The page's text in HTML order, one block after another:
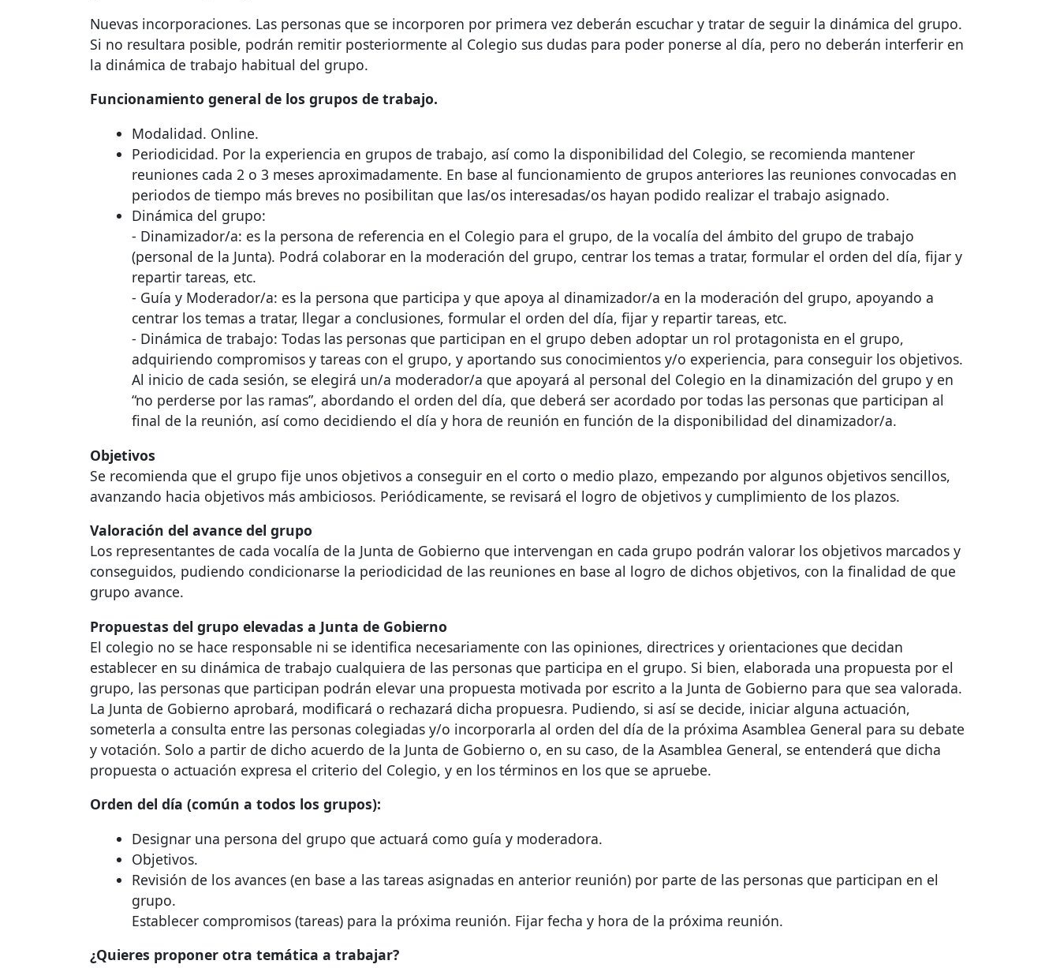
Nuevas incorporaciones. Las personas que se incorporen por primera vez deberán escuchar y tratar de seguir la dinámica del grupo.
Si no resultara posible, podrán remitir posteriormente al Colegio sus dudas para poder ponerse al día, pero no deberán interferir en
la dinámica de trabajo habitual del grupo.
Funcionamiento general de los grupos de trabajo.
Modalidad. Online.
Periodicidad. Por la experiencia en grupos de trabajo, así como la disponibilidad del Colegio, se recomienda mantener
reuniones cada 2 o 3 meses aproximadamente. En base al funcionamiento de grupos anteriores las reuniones convocadas en
periodos de tiempo más breves no posibilitan que las/os interesadas/os hayan podido realizar el trabajo asignado.
Dinámica del grupo:
- Dinamizador/a: es la persona de referencia en el Colegio para el grupo, de la vocalía del ámbito del grupo de trabajo
(personal de la Junta). Podrá colaborar en la moderación del grupo, centrar los temas a tratar, formular el orden del día, fijar y
repartir tareas, etc.
- Guía y Moderador/a: es la persona que participa y que apoya al dinamizador/a en la moderación del grupo, apoyando a
centrar los temas a tratar, llegar a conclusiones, formular el orden del día, fijar y repartir tareas, etc.
- Dinámica de trabajo: Todas las personas que participan en el grupo deben adoptar un rol protagonista en el grupo,
adquiriendo compromisos y tareas con el grupo, y aportando sus conocimientos y/o experiencia, para conseguir los objetivos.
Al inicio de cada sesión, se elegirá un/a moderador/a que apoyará al personal del Colegio en la dinamización del grupo y en
“no perderse por las ramas”, abordando el orden del día, que deberá ser acordado por todas las personas que participan al
final de la reunión, así como decidiendo el día y hora de reunión en función de la disponibilidad del dinamizador/a.
Objetivos
Se recomienda que el grupo fije unos objetivos a conseguir en el corto o medio plazo, empezando por algunos objetivos sencillos,
avanzando hacia objetivos más ambiciosos. Periódicamente, se revisará el logro de objetivos y cumplimiento de los plazos.
Valoración del avance del grupo
Los representantes de cada vocalía de la Junta de Gobierno que intervengan en cada grupo podrán valorar los objetivos marcados y
conseguidos, pudiendo condicionarse la periodicidad de las reuniones en base al logro de dichos objetivos, con la finalidad de que
grupo avance.
Propuestas del grupo elevadas a Junta de Gobierno
El colegio no se hace responsable ni se identifica necesariamente con las opiniones, directrices y orientaciones que decidan
establecer en su dinámica de trabajo cualquiera de las personas que participa en el grupo. Si bien, elaborada una propuesta por el
grupo, las personas que participan podrán elevar una propuesta motivada por escrito a la Junta de Gobierno para que sea valorada.
La Junta de Gobierno aprobará, modificará o rechazará dicha propuesra. Pudiendo, si así se decide, iniciar alguna actuación,
someterla a consulta entre las personas colegiadas y/o incorporarla al orden del día de la próxima Asamblea General para su debate
y votación. Solo a partir de dicho acuerdo de la Junta de Gobierno o, en su caso, de la Asamblea General, se entenderá que dicha
propuesta o actuación expresa el criterio del Colegio, y en los términos en los que se apruebe.
Orden del día (común a todos los grupos):
Designar una persona del grupo que actuará como guía y moderadora.
Objetivos.
Revisión de los avances (en base a las tareas asignadas en anterior reunión) por parte de las personas que participan en el
grupo.
Establecer compromisos (tareas) para la próxima reunión. Fijar fecha y hora de la próxima reunión.
¿Quieres proponer otra temática a trabajar?